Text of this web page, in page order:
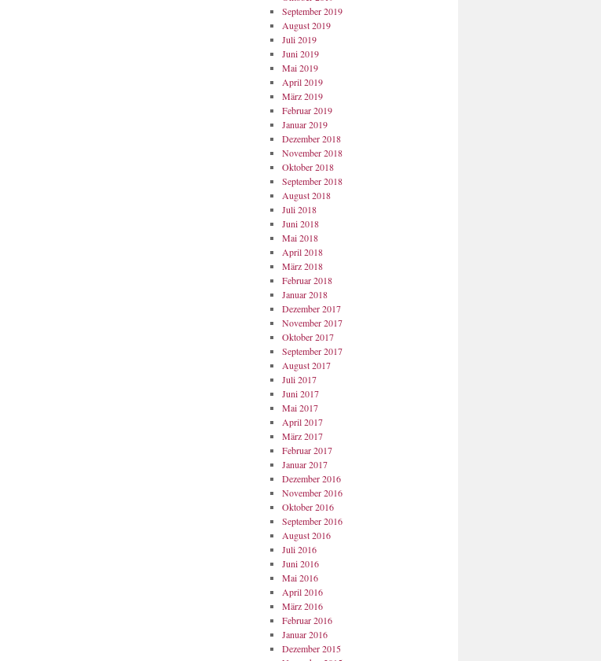
September 2019
August 2019
Juli 2019
Juni 2019
Mai 2019
April 2019
März 2019
Februar 2019
Januar 2019
Dezember 2018
November 2018
Oktober 2018
September 2018
August 2018
Juli 2018
Juni 2018
Mai 2018
April 2018
März 2018
Februar 2018
Januar 2018
Dezember 2017
November 2017
Oktober 2017
September 2017
August 2017
Juli 2017
Juni 2017
Mai 2017
April 2017
März 2017
Februar 2017
Januar 2017
Dezember 2016
November 2016
Oktober 2016
September 2016
August 2016
Juli 2016
Juni 2016
Mai 2016
April 2016
März 2016
Februar 2016
Januar 2016
Dezember 2015